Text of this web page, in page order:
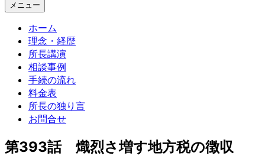
メニュー
ホーム
理念・経歴
所長講演
相談事例
手続の流れ
料金表
所長の独り言
お問合せ
第393話 熾烈さ増す地方税の徴収